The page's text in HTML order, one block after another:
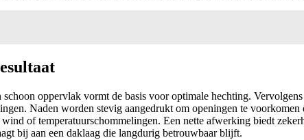
oppervlak vormt de basis voor optimale hechting.
Naden worden stevig aangedrukt om openingen te voorkomen
of temperatuurschommelingen. Een nette afwerking biedt
bij aan een daklaag die langdurig betrouwbaar blijft.